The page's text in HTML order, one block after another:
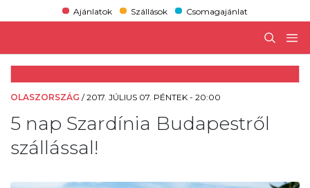
Ajánlatok Szállások Csomagajánlat
OLASZORSZÁG /2017. JÚLIUS 07. PÉNTEK - 20:00
5 nap Szardínia Budapestről
szállással!